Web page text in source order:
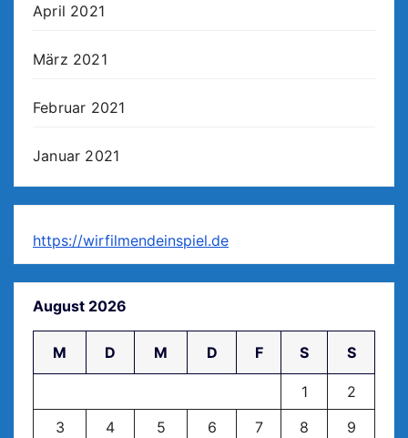
April 2021
März 2021
Februar 2021
Januar 2021
https://wirfilmendeinspiel.de
August 2026
M D M D F S S
1
2
3
4 5 6 7 8
9